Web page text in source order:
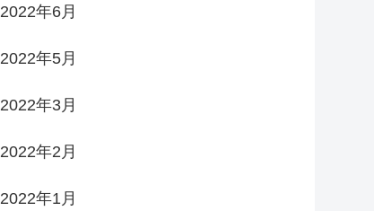
2022年6月
2022年5月
2022年3月
2022年2月
2022年1月